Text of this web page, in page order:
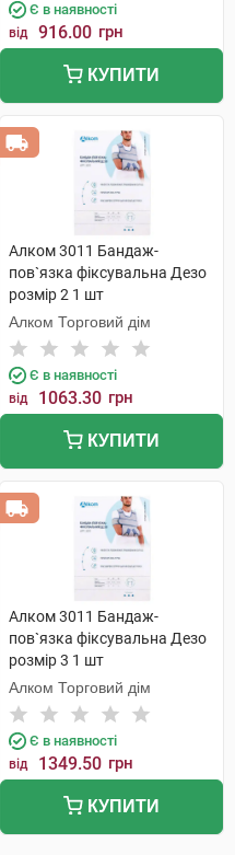
Є в наявності
від 916.00 грн
КУПИТИ
Алком 3011 Бандаж-
пов`язка фіксувальна Дезо
розмір 2 1 шт
Алком Торговий дім
Є в наявності
від 1063.30 грн
КУПИТИ
Алком 3011 Бандаж-
пов`язка фіксувальна Дезо
розмір 3 1 шт
Алком Торговий дім
Є в наявності
від 1349.50 грн
КУПИТИ